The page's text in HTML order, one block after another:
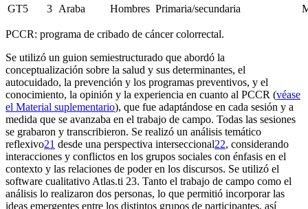
GT5
3 Araba Hombres Primaria/secundaria
PCCR: programa de cribado de cáncer colorrectal.
Se utilizó un guion semiestructurado que abordó la
conceptualización sobre la salud y sus determinantes, el
autocuidado, la prevención y los programas preventivos, y el
conocimiento, la opinión y la experiencia en cuanto al PCCR (véase
el Material suplementario), que fue adaptándose en cada sesión y a
medida que se avanzaba en el trabajo de campo. Todas las sesiones
se grabaron y transcribieron. Se realizó un análisis temático
reflexivo21 desde una perspectiva interseccional22, considerando
interacciones y conflictos en los grupos sociales con énfasis en el
contexto y las relaciones de poder en los discursos. Se utilizó el
software cualitativo Atlas.ti 23. Tanto el trabajo de campo como el
análisis lo realizaron dos personas, lo que permitió incorporar las
ideas emergentes entre los distintos grupos de participantes, así